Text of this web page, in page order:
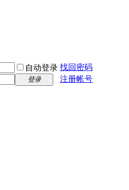
自动登录 找回密码
登录 注册帐号